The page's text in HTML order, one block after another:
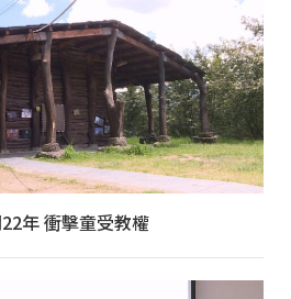
年 衝擊童受教權